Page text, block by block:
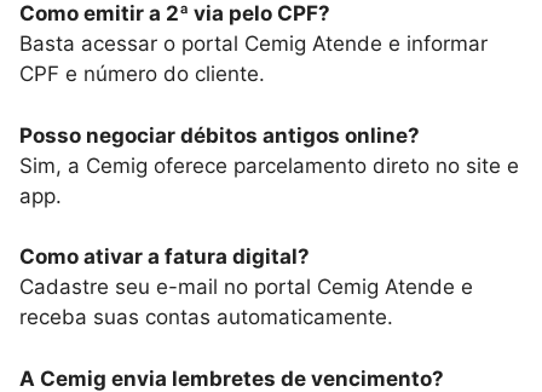
Como emitir a 2ª via pelo CPF?
Basta acessar o portal Cemig Atende e informar
CPF e número do cliente.
Posso negociar débitos antigos online?
Sim, a Cemig oferece parcelamento direto no site e
app.
Como ativar a fatura digital?
Cadastre seu e-mail no portal Cemig Atende e
receba suas contas automaticamente.
A Cemig envia lembretes de vencimento?